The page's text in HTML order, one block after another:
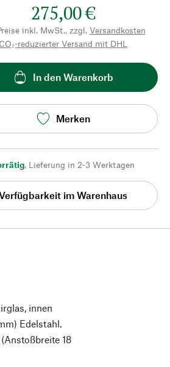
275,00 €
inkl. MwSt., zzgl. Versandkosten
CO₂-reduzierter Versand mit DHL
In den Warenkorb
Merken
, Lieferung in 2-3 Werktagen
im Warenhaus
innen
Edelstahl.
18